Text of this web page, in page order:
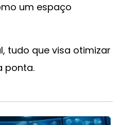
um espaço
tudo que visa otimizar
ponta.